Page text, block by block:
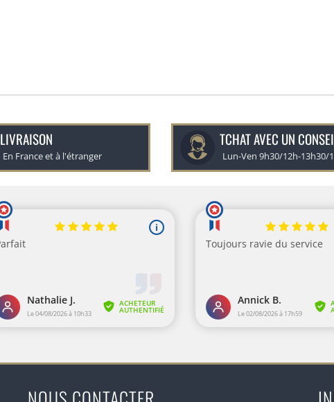
LIVRAISON
En France et à l'étranger
TCHAT AVEC UN
Lun-Ven 9h30/12h-13h30/